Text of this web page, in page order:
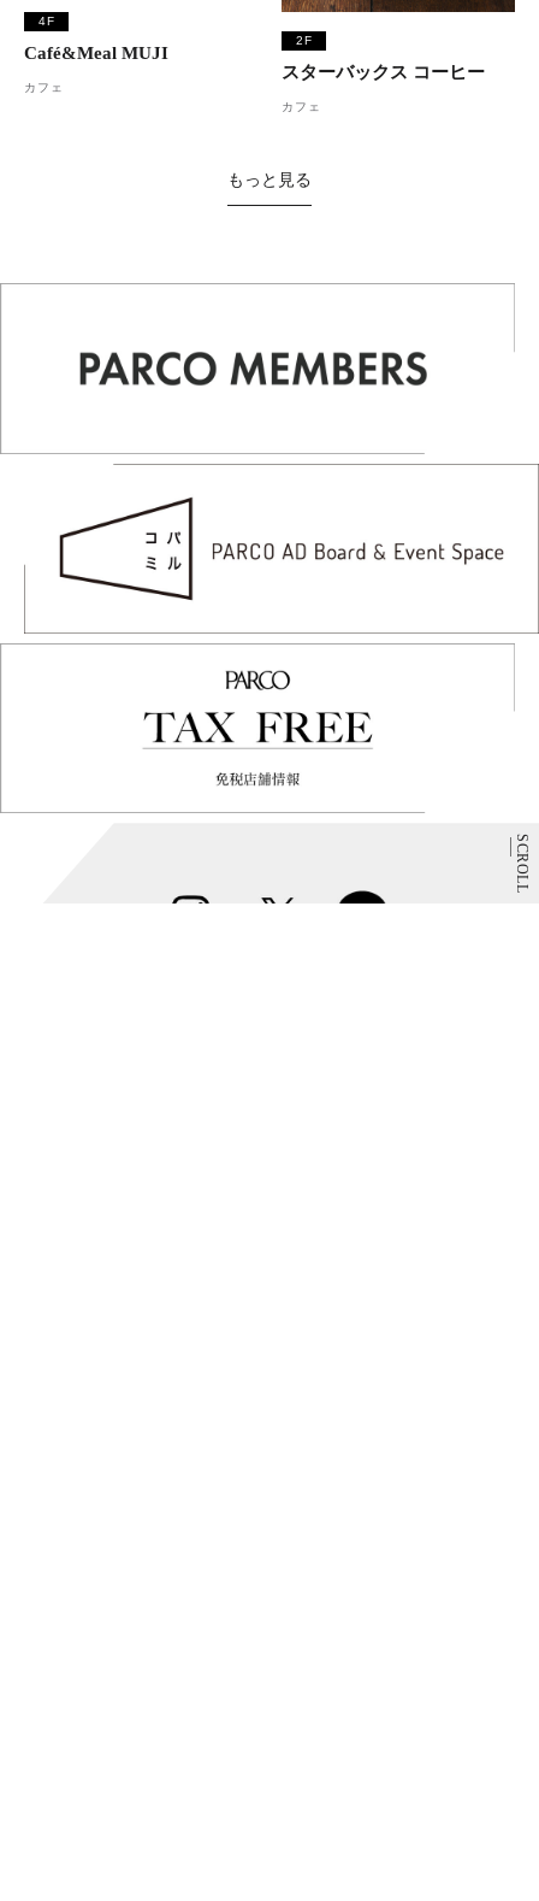
SCROLL
4F
Café&Meal MUJI
カフェ
2F
スターバックス コーヒー
カフェ
もっと見る